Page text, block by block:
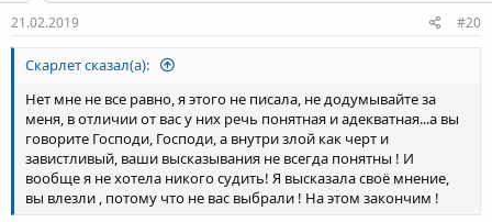
21.02.2019 #20
Скарлет сказал(а):
Нет мне не все равно, я этого не писала, не додумывайте за
меня, в отличии от вас у них речь понятная и адекватная...а вы
говорите Господи, Господи, а внутри злой как черт и
завистливый, ваши высказывания не всегда понятны ! И
вообще я не хотела никого судить! Я высказала своё мнение,
вы влезли , потому что не вас выбрали ! На этом закончим !